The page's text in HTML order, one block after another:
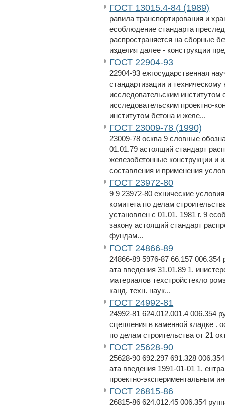
ГОСТ 13015.4-84 (1989)
равила транспортирования и
есоблюдение стандарта
распространяется на сборные
изделия далее - конструкции
ГОСТ 22904-93
22904-93 ежгосударственная
стандартизации и
исследовательским институтом
исследовательским проектно-
институтом бетона и желе...
ГОСТ 23009-78 (1990)
23009-78 осква 9 словные
01.01.79 астоящий стандарт
железобетонные конструкции и
составления и применения
ГОСТ 23972-80
9 9 23972-80 ехнические
комитета по делам
установлен с 01.01. 1981 г. 9
закону астоящий стандарт
фундам...
ГОСТ 24866-89
24866-89 5976-87 66.157
ата введения 31.01.89 1.
материалов техстройстекло
канд. техн. наук...
ГОСТ 24992-81
24992-81 624.012.001.4 006.354
сцепления в каменной кладке .
по делам строительства от 21
ГОСТ 25628-90
25628-90 692.297 691.328
ата введения 1991-01-01 1.
проектно-экспериментальным
ГОСТ 26815-86
26815-86 624.012.45 006.354